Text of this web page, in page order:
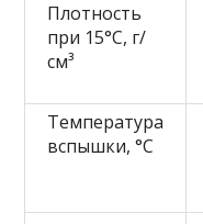
Плотность
при 15°C, г/
см³
Температура
вспышки, °C